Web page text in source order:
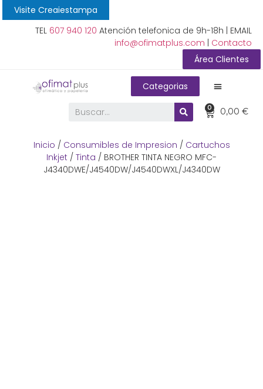
Visite Creaiestampa
TEL 607 940 120 Atención telefonica de 9h-18h | EMAIL
info@ofimatplus.com
Contacto
Área Clientes
Categorias
0,00€
0
Inicio / Consumibles de Impresion / Cartuchos
Inkjet / Tinta / BROTHER TINTA NEGRO MFC-
J4340DWE/J4540DW/J4540DWXL/J4340DW